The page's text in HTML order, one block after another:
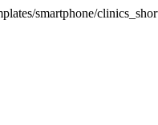
smartphone/